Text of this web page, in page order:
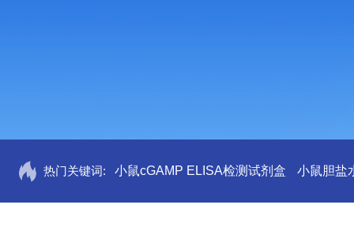
热门关键词: 小鼠cGAMP ELISA检测试剂盒 小鼠胆盐